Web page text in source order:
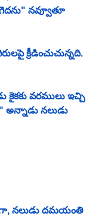
నవ్వూతూ
క్రీడించుచున్నది.
వరములు ఇచ్చి
నలుడు
నలుడు దమయంతి